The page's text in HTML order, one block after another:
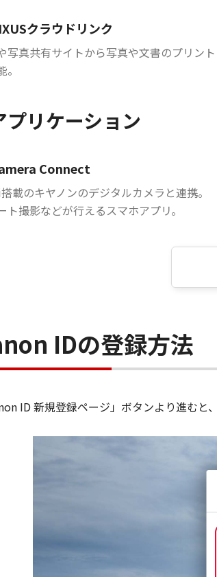
クラウドリンク
写真共有サイトから写真や文書のプリント
プリケーション
Connect
載のキヤノンのデジタルカメラと連携。
ト撮影などが行えるスマホアプリ。
IDの登録方法
ID 新規登録ページ」ボタンより進むと